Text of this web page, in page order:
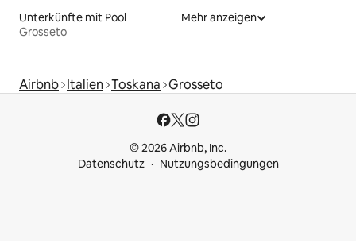
Unterkünfte mit Pool
Grosseto
Mehr anzeigen
Airbnb Italien Toskana Grosseto
© 2026 Airbnb, Inc.
Datenschutz
Nutzungsbedingungen